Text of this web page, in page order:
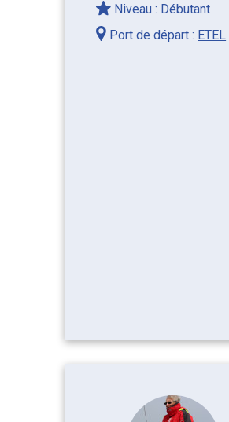
Niveau : Débutant
Port de départ : ETEL